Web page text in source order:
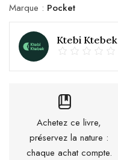
Marque : Pocket
Ktebi Ktebek
Achetez ce livre,
préservez la nature :
chaque achat compte.